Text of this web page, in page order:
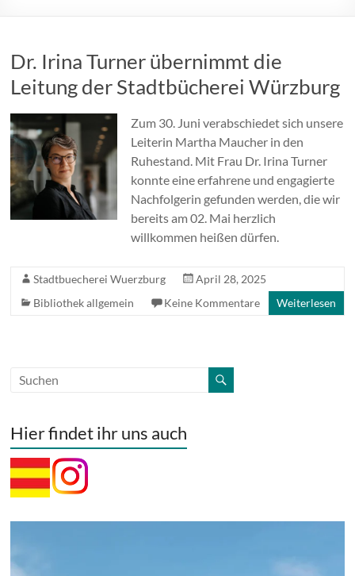
Dr. Irina Turner übernimmt die
Leitung der Stadtbücherei Würzburg
Zum 30. Juni verabschiedet sich unsere
Leiterin Martha Maucher in den
Ruhestand. Mit Frau Dr. Irina Turner
konnte eine erfahrene und engagierte
Nachfolgerin gefunden werden, die wir
bereits am 02. Mai herzlich
willkommen heißen dürfen.
Stadtbuecherei Wuerzburg
April 28, 2025
Bibliothek allgemein
Keine Kommentare Weiterlesen
Hier findet ihr uns auch